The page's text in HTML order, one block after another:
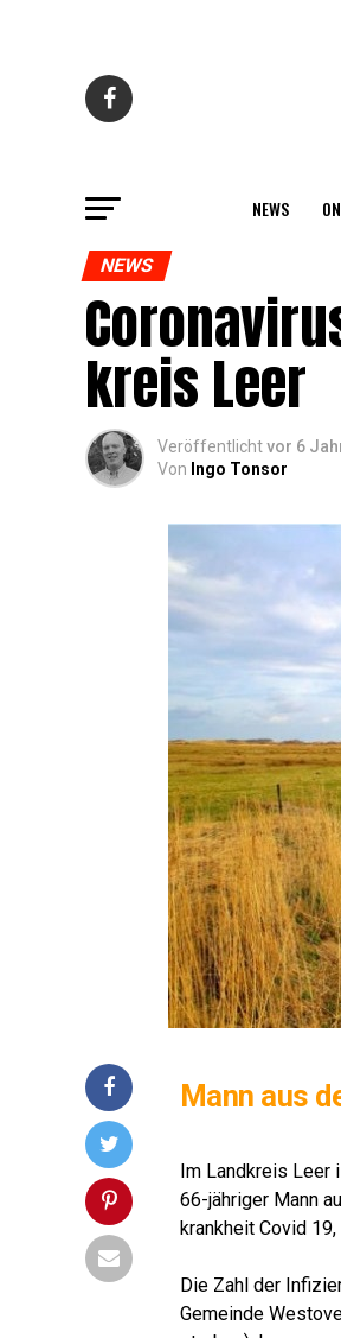
NEWS
NEWS
kreis Leer
Veröffentlichtvor 6
Von Ingo Tonsor
Mann aus
Im Land­kreis Leer
66-jäh­ri­ger Mann
krank­heit Covid
Die Zahl der
Gemein­de